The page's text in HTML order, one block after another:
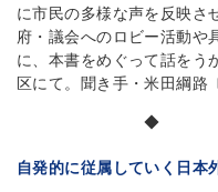
に市民の多様な声を反映さ
府・議会へのロビー活動や
に、本書をめぐって話をう
区にて。聞き手・米田綱路
◆
自発的に従属していく日本